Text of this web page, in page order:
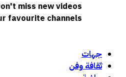
miss new videos
favourite channels
جهات
ثقافة وفن